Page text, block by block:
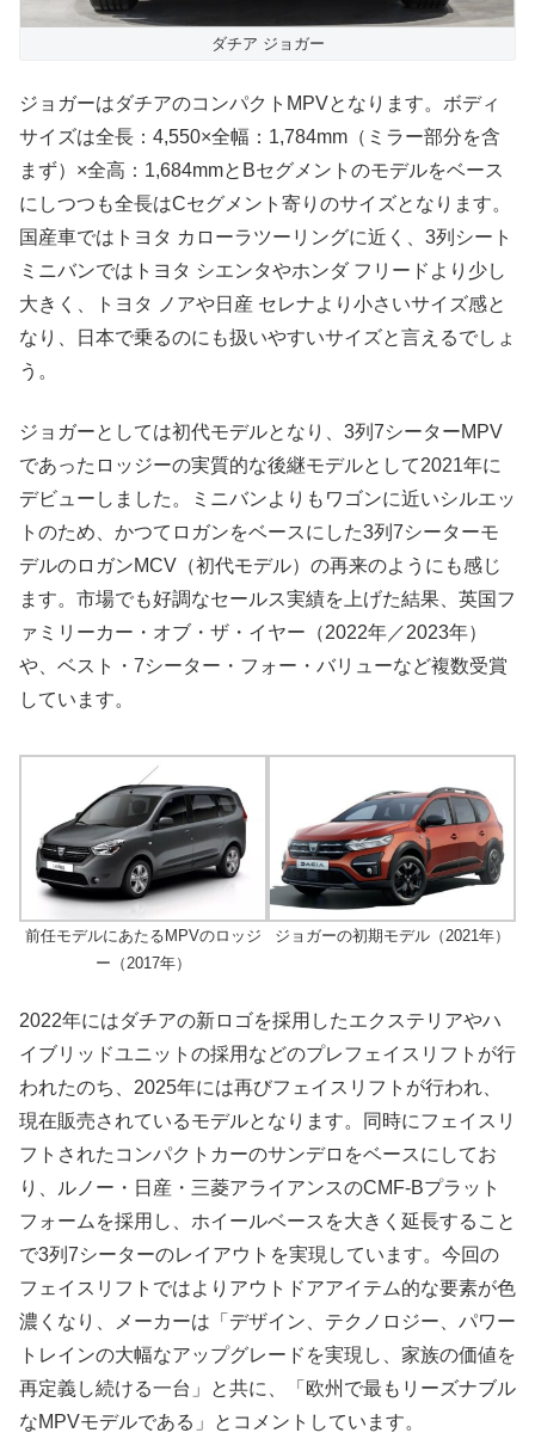
ダチア ジョガー
ジョガーはダチアのコンパクトMPVとなります。ボディ
サイズは全長：4,550×全幅：1,784mm（ミラー部分を含
まず）×全高：1,684mmとBセグメントのモデルをベース
にしつつも全長はCセグメント寄りのサイズとなります。
国産車ではトヨタ カローラツーリングに近く、3列シート
ミニバンではトヨタ シエンタやホンダ フリードより少し
大きく、トヨタ ノアや日産 セレナより小さいサイズ感と
なり、日本で乗るのにも扱いやすいサイズと言えるでしょ
う。
ジョガーとしては初代モデルとなり、3列7シーターMPV
であったロッジーの実質的な後継モデルとして2021年に
デビューしました。ミニバンよりもワゴンに近いシルエッ
トのため、かつてロガンをベースにした3列7シーターモ
デルのロガンMCV（初代モデル）の再来のようにも感じ
ます。市場でも好調なセールス実績を上げた結果、英国フ
ァミリーカー・オブ・ザ・イヤー（2022年／2023年）
や、ベスト・7シーター・フォー・バリューなど複数受賞
しています。
前任モデルにあたるMPVのロッジ
ー（2017年）
ジョガーの初期モデル（2021年）
2022年にはダチアの新ロゴを採用したエクステリアやハ
イブリッドユニットの採用などのプレフェイスリフトが行
われたのち、2025年には再びフェイスリフトが行われ、
現在販売されているモデルとなります。同時にフェイスリ
フトされたコンパクトカーのサンデロをベースにしてお
り、ルノー・日産・三菱アライアンスのCMF-Bプラット
フォームを採用し、ホイールベースを大きく延長すること
で3列7シーターのレイアウトを実現しています。今回の
フェイスリフトではよりアウトドアアイテム的な要素が色
濃くなり、メーカーは「デザイン、テクノロジー、パワー
トレインの大幅なアップグレードを実現し、家族の価値を
再定義し続ける一台」と共に、「欧州で最もリーズナブル
なMPVモデルである」とコメントしています。